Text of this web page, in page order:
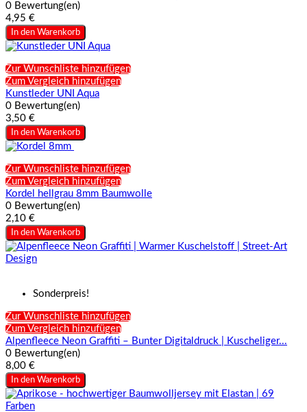
0 Bewertung(en)
4,95 €
In den Warenkorb
Zur Wunschliste hinzufügen
Zum Vergleich hinzufügen
Kunstleder UNI Aqua
0 Bewertung(en)
3,50 €
In den Warenkorb
Zur Wunschliste hinzufügen
Zum Vergleich hinzufügen
Kordel hellgrau 8mm Baumwolle
0 Bewertung(en)
2,10 €
In den Warenkorb
Sonderpreis!
Zur Wunschliste hinzufügen
Zum Vergleich hinzufügen
Alpenfleece Neon Graffiti – Bunter Digitaldruck | Kuscheliger...
0 Bewertung(en)
8,00 €
In den Warenkorb